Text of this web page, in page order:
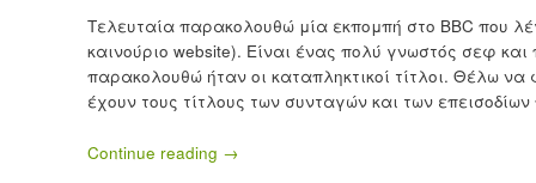
Τελευταία παρακολουθώ μία εκπομπή στο BBC που
καινούριο website). Είναι ένας πολύ γνωστός σεφ
παρακολουθώ ήταν οι καταπληκτικοί τίτλοι. Θέλω
έχουν τους τίτλους των συνταγών και των
Continue reading →